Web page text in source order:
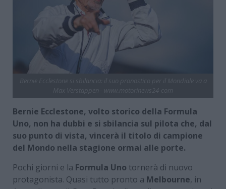
Bernie Ecclestone, volto storico della Formula
Uno, non ha dubbi e si sbilancia sul pilota che, dal
suo punto di vista, vincerà il titolo di campione
del Mondo nella stagione ormai alle porte.
Pochi giorni e la Formula Uno tornerà di nuovo
protagonista. Quasi tutto pronto a Melbourne, in